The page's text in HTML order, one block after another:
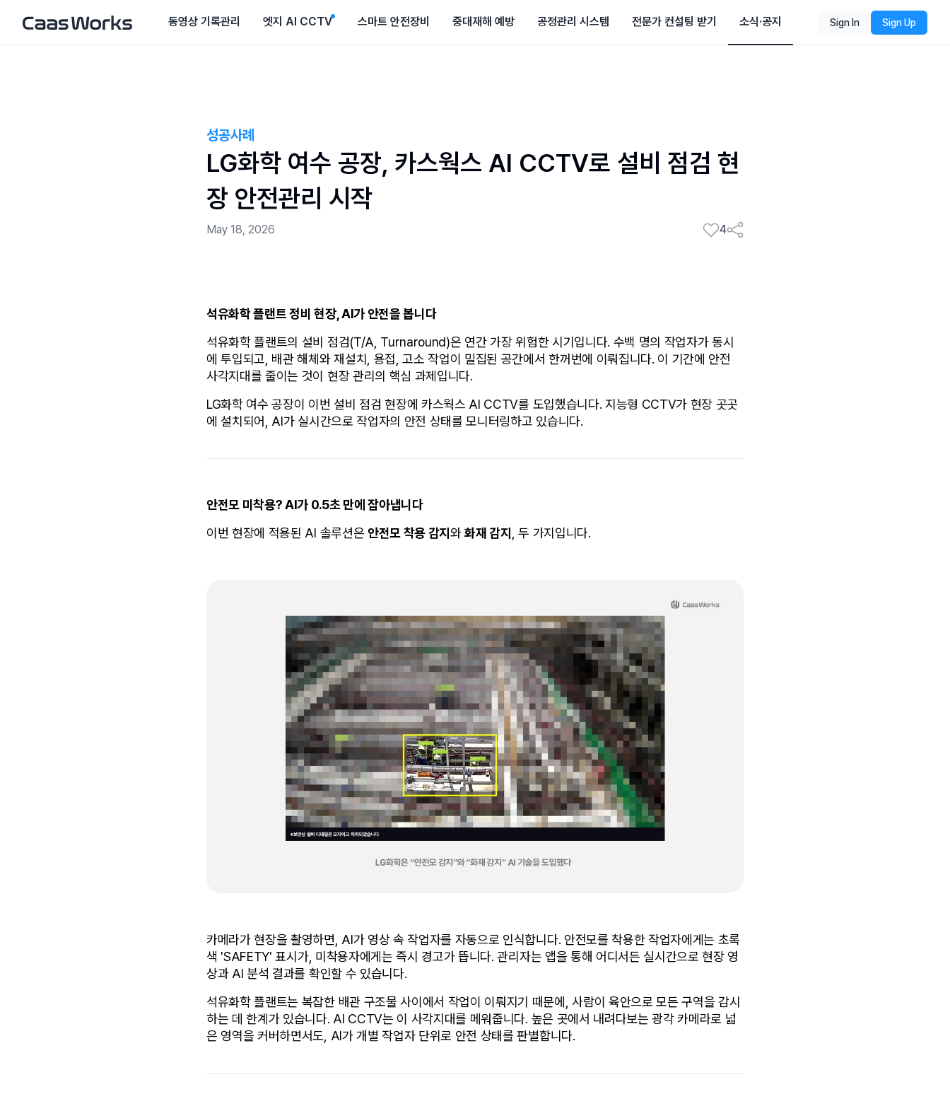
동영상 기록관리 엣지 AI CCTV 스마트 안전장비 중대재해 예방 공정관리 시스템 전문가 컨설팅 받기 소식·공지 Sign In Sign Up
성공사례
LG화학 여수 공장, 카스웍스 AI CCTV로 설비 점검 현
장 안전관리 시작
May 18, 2026 4
석유화학 플랜트 정비 현장, AI가 안전을 봅니다
석유화학 플랜트의 설비 점검(T/A, Turnaround)은 연간 가장 위험한 시기입니다. 수백 명의 작업자가 동시
에 투입되고, 배관 해체와 재설치, 용접, 고소 작업이 밀집된 공간에서 한꺼번에 이뤄집니다. 이 기간에 안전
사각지대를 줄이는 것이 현장 관리의 핵심 과제입니다.
LG화학 여수 공장이 이번 설비 점검 현장에 카스웍스 AI CCTV를 도입했습니다. 지능형 CCTV가 현장 곳곳
에 설치되어, AI가 실시간으로 작업자의 안전 상태를 모니터링하고 있습니다.
안전모 미착용? AI가 0.5초 만에 잡아냅니다
이번 현장에 적용된 AI 솔루션은 안전모 착용 감지와 화재 감지 , 두 가지입니다.
카메라가 현장을 촬영하면, AI가 영상 속 작업자를 자동으로 인식합니다. 안전모를 착용한 작업자에게는 초록
색 'SAFETY' 표시가, 미착용자에게는 즉시 경고가 뜹니다. 관리자는 앱을 통해 어디서든 실시간으로 현장 영
상과 AI 분석 결과를 확인할 수 있습니다.
석유화학 플랜트는 복잡한 배관 구조물 사이에서 작업이 이뤄지기 때문에, 사람이 육안으로 모든 구역을 감시
하는 데 한계가 있습니다. AI CCTV는 이 사각지대를 메워줍니다. 높은 곳에서 내려다보는 광각 카메라로 넓
은 영역을 커버하면서도, AI가 개별 작업자 단위로 안전 상태를 판별합니다.